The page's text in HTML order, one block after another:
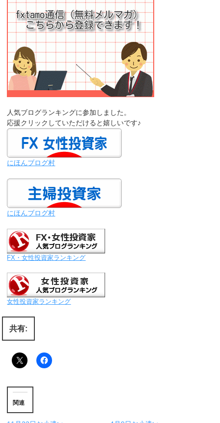
人気ブログランキングに参加しました。
応援クリックしていただけると嬉しいです♪
にほんブログ村
にほんブログ村
FX・女性投資家ランキング
女性投資家ランキング
共有:
関連